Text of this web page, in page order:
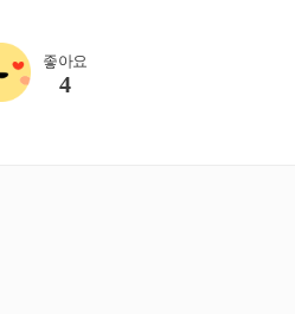
좋아요
4